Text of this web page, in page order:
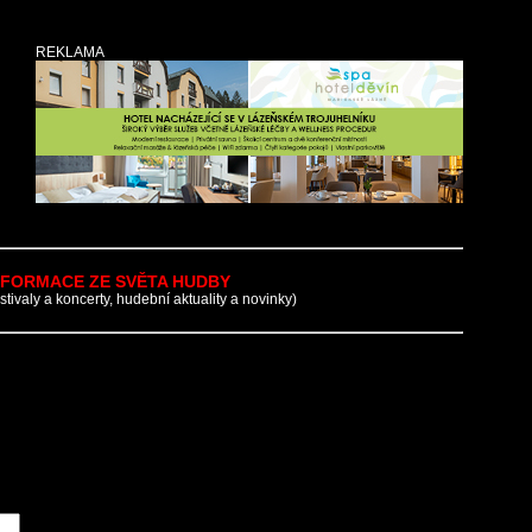
REKLAMA
ZE SVĚTA HUDBY
a koncerty, hudební aktuality a novinky)